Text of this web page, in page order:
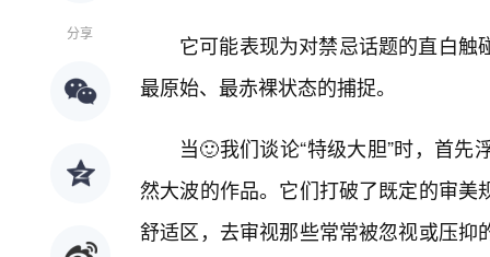
分享
它可能表现为对禁忌话题的直白
最原始、最赤裸状态的捕捉。
当🙂我们谈论“特级大胆”时，首
然大波的作品。它们打破了既定的审
舒适区，去审视那些常常被忽视或压